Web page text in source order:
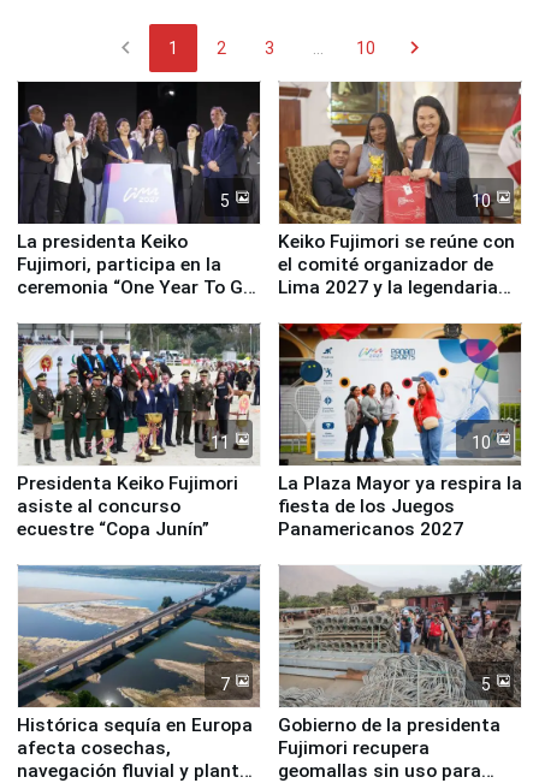
chevron_left 1 2 3 10 chevron_right
5
La presidenta Keiko
Fujimori, participa en la
ceremonia “One Year To Go
10
Keiko Fujimori se reúne con
el comité organizador de
Lima 2027 y la legendaria
11
Presidenta Keiko Fujimori
asiste al concurso
ecuestre “Copa Junín”
10
La Plaza Mayor ya respira la
fiesta de los Juegos
Panamericanos 2027
7
Histórica sequía en Europa
afecta cosechas,
navegación fluvial y plantas
5
Gobierno de la presidenta
Fujimori recupera
geomallas sin uso para